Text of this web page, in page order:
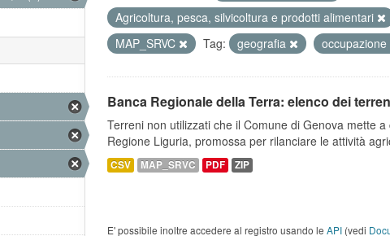
Agricoltura, pesca, silvicoltura e prodotti alimentari
MAP_SRVC
Tag: geografia occupazione
Banca Regionale della Terra: elenco dei
Terreni non utilizzati che il Comune di Genova mette
Regione Liguria, promossa per rilanciare le attività
CSV MAP_SRVC PDF ZIP
E' possibile inoltre accedere al registro usando le API (vedi